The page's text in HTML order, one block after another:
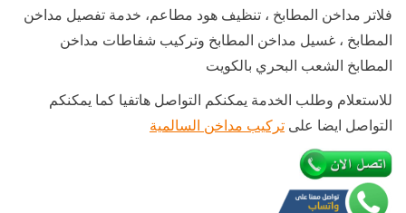
فلاتر مداخن المطابخ ، تنظيف هود مطاعم، خدمة تفصيل مداخن
المطابخ ، غسيل مداخن المطابخ وتركيب شفاطات مداخن
المطابخ الشعب البحري بالكويت
للاستعلام وطلب الخدمة يمكنكم التواصل هاتفيا كما يمكنكم
التواصل ايضا على تركيب مداخن السالمية